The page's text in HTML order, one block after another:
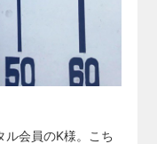
ル会員のK様。こち